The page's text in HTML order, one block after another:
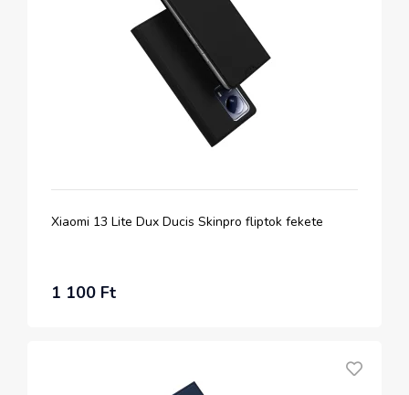
Xiaomi 13 Lite Dux Ducis Skinpro fliptok fekete
1 100 Ft